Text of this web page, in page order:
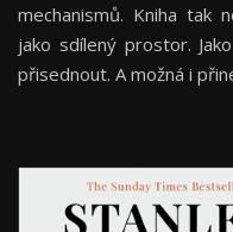
mechanismů. Kniha tak
jako sdílený prostor.
přisednout. A možná i